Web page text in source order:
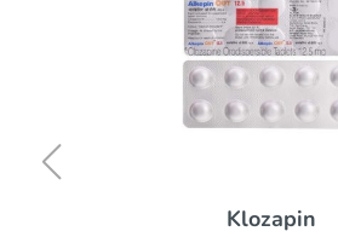
Klozapin